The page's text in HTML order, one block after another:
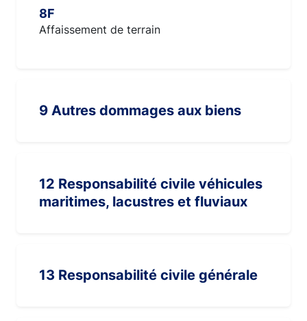
8F
Affaissement de terrain
9 Autres dommages aux biens
12 Responsabilité civile véhicules
maritimes, lacustres et fluviaux
13 Responsabilité civile générale